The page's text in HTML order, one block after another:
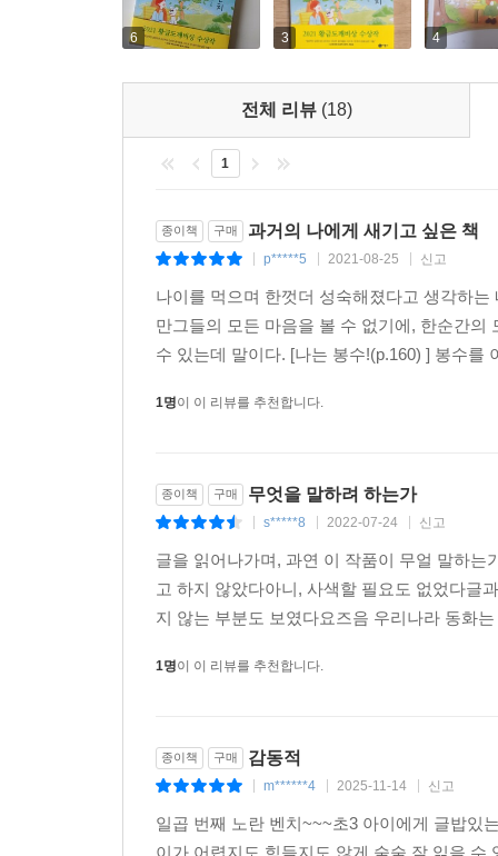
6 3 4
전체 리뷰 (18)
1
종이책 구매 과거의 나에게 새기고 싶은 책
p*****5 2021-08-25 신고
나이를 먹으며 한껏더 성숙해졌다고 생각하
만그들의 모든 마음을 볼 수 없기에, 한순간
수 있는데 말이다. [나는 봉수!(p.160) ] 봉수
1명이 이 리뷰를 추천합니다.
종이책 구매 무엇을 말하려 하는가
s*****8 2022-07-24 신고
글을 읽어나가며, 과연 이 작품이 무얼 말하
고 하지 않았다아니, 사색할 필요도 없었다글
지 않는 부분도 보였다요즈음 우리나라 동화
1명이 이 리뷰를 추천합니다.
종이책 구매 감동적
m******4 2025-11-14 신고
일곱 번째 노란 벤치~~~초3 아이에게 글밥있
이가 어렵지도 힘들지도 않게 술술 잘 읽을